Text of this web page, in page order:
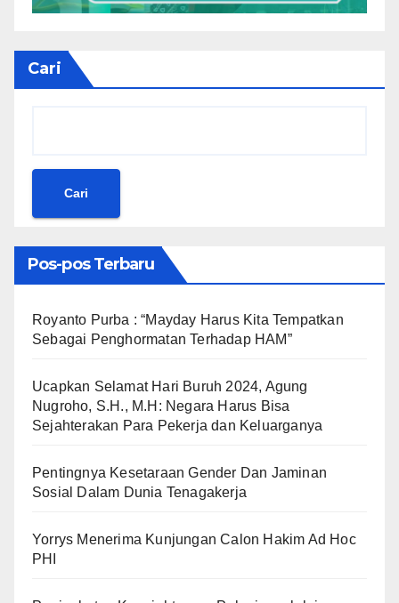
Cari
Cari
Pos-pos Terbaru
Royanto Purba : “Mayday Harus Kita Tempatkan
Sebagai Penghormatan Terhadap HAM”
Ucapkan Selamat Hari Buruh 2024, Agung
Nugroho, S.H., M.H: Negara Harus Bisa
Sejahterakan Para Pekerja dan Keluarganya
Pentingnya Kesetaraan Gender Dan Jaminan
Sosial Dalam Dunia Tenagakerja
Yorrys Menerima Kunjungan Calon Hakim Ad Hoc
PHI